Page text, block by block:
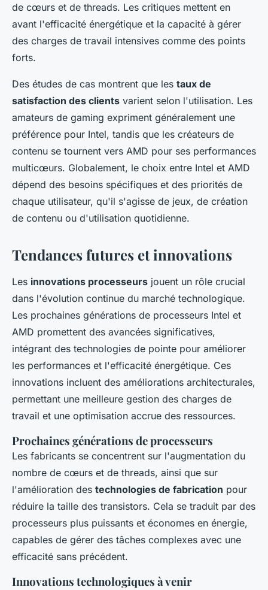
de cœurs et de threads. Les critiques mettent en
avant l'efficacité énergétique et la capacité à gérer
des charges de travail intensives comme des points
forts.
Des études de cas montrent que les taux de
satisfaction des clients varient selon l'utilisation. Les
amateurs de gaming expriment généralement une
préférence pour Intel, tandis que les créateurs de
contenu se tournent vers AMD pour ses performances
multicœurs. Globalement, le choix entre Intel et AMD
dépend des besoins spécifiques et des priorités de
chaque utilisateur, qu'il s'agisse de jeux, de création
de contenu ou d'utilisation quotidienne.
Tendances futures et innovations
Les innovations processeurs jouent un rôle crucial
dans l'évolution continue du marché technologique.
Les prochaines générations de processeurs Intel et
AMD promettent des avancées significatives,
intégrant des technologies de pointe pour améliorer
les performances et l'efficacité énergétique. Ces
innovations incluent des améliorations architecturales,
permettant une meilleure gestion des charges de
travail et une optimisation accrue des ressources.
Prochaines générations de processeurs
Les fabricants se concentrent sur l'augmentation du
nombre de cœurs et de threads, ainsi que sur
l'amélioration des technologies de fabrication pour
réduire la taille des transistors. Cela se traduit par des
processeurs plus puissants et économes en énergie,
capables de gérer des tâches complexes avec une
efficacité sans précédent.
Innovations technologiques à venir